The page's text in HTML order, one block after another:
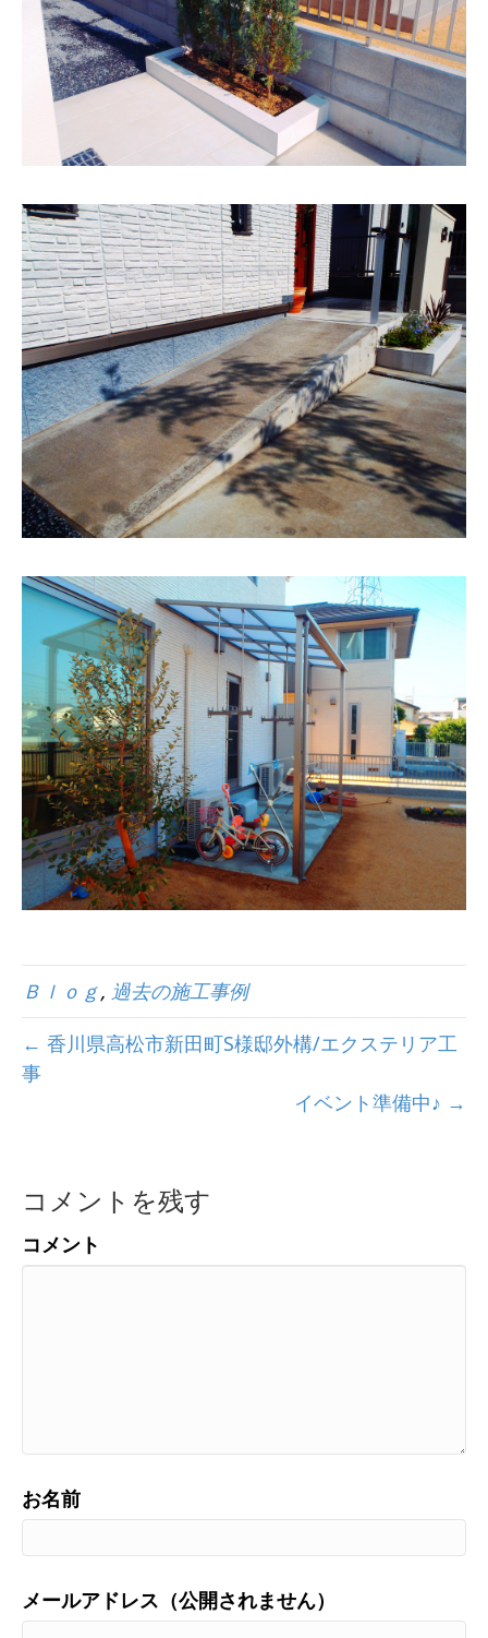
Ｂｌｏｇ, 過去の施工事例
← 香川県高松市新田町S様邸外構/エクステリア工
事
イベント準備中♪ →
コメントを残す
コメント
お名前
メールアドレス（公開されません）